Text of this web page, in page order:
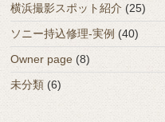
横浜撮影スポット紹介 (25)
ソニー持込修理-実例 (40)
Owner page (8)
未分類 (6)